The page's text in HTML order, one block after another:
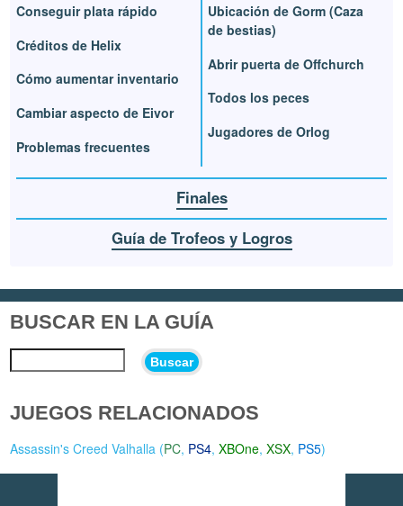
Conseguir plata rápido
Créditos de Helix
Cómo aumentar inventario
Cambiar aspecto de Eivor
Problemas frecuentes
Ubicación de Gorm (Caza
de bestias)
Abrir puerta de Offchurch
Todos los peces
Jugadores de Orlog
Finales
Guía de Trofeos y Logros
BUSCAR EN LA GUÍA
Buscar
JUEGOS RELACIONADOS
Assassin's Creed Valhalla (PC, PS4,XBOne,XSX, PS5)